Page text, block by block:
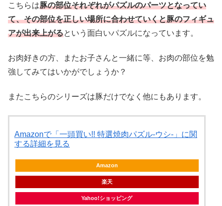
こちらは豚の部位それぞれがパズルのパーツとなってい
て、その部位を正しい場所に合わせていくと豚のフィギュ
アが出来上がるという面白いパズルになっています。
お肉好きの方、またお子さんと一緒に等、お肉の部位を勉
強してみてはいかがでしょうか？
またこちらのシリーズは豚だけでなく他にもあります。
Amazonで「一頭買い!! 特選焼肉パズル-ウシ-」に関
する詳細を見る
Amazon
楽天
Yahoo!ショッピング